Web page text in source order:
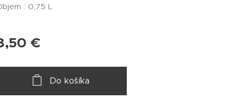
: 0,75 L
€
Do košíka